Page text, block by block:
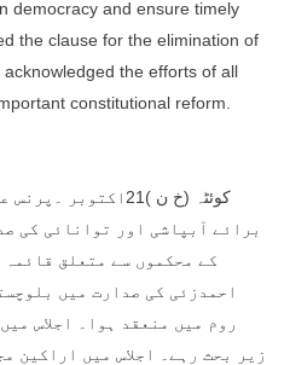
democracy and ensure timely
the clause for the elimination of
the efforts of all
constitutional reform.
کوئٹہ (خ ن
برائے آبپاشی اور توانائی کی
کے محکموں سے متعلق قائمہ
احمدزئی کی صدارت میں
روم میں منعقد ہوا۔ اجلاس
زیر بحث رہے۔ اجلاس میں اراکین